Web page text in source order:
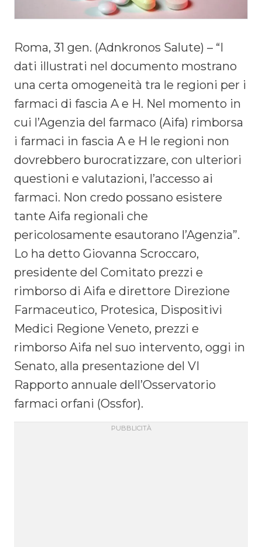
Roma, 31 gen. (Adnkronos Salute) – “I
dati illustrati nel documento mostrano
una certa omogeneità tra le regioni per i
farmaci di fascia A e H. Nel momento in
cui l’Agenzia del farmaco (Aifa) rimborsa
i farmaci in fascia A e H le regioni non
dovrebbero burocratizzare, con ulteriori
questioni e valutazioni, l’accesso ai
farmaci. Non credo possano esistere
tante Aifa regionali che
pericolosamente esautorano l’Agenzia”.
Lo ha detto Giovanna Scroccaro,
presidente del Comitato prezzi e
rimborso di Aifa e direttore Direzione
Farmaceutico, Protesica, Dispositivi
Medici Regione Veneto, prezzi e
rimborso Aifa nel suo intervento, oggi in
Senato, alla presentazione del VI
Rapporto annuale dell’Osservatorio
farmaci orfani (Ossfor).